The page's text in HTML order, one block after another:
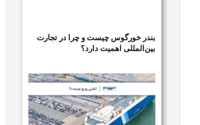
بندر خورگوس چیست و چرا در تجارت
بین‌المللی اهمیت دارد؟